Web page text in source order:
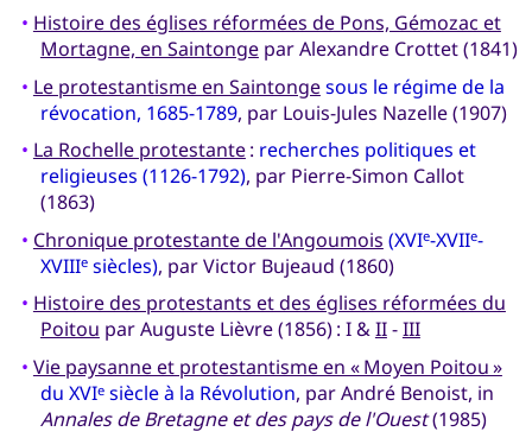
• Histoire des églises réformées de Pons, Gémozac et
Mortagne, en Saintongepar Alexandre Crottet (1841)
• Le protestantisme en Saintongesous le régime de la
révocation, 1685-1789, par Louis-Jules Nazelle (1907)
• La Rochelle protestante: recherches politiques et
religieuses (1126-1792), par Pierre-Simon Callot
(1863)
• Chronique protestante de l'Angoumois (XVIe-XVIIe-
XVIIIesiècles), par Victor Bujeaud (1860)
• Histoire des protestants et des églises réformées du
Poitou par Auguste Lièvre (1856) : I &II-III
• Vie paysanne et protestantisme en « Moyen Poitou »
du XVIesiècle à la Révolution, par André Benoist, in
Annales de Bretagne et des pays de l'Ouest(1985)